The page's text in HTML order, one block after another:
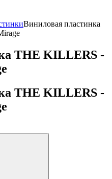
Виниловая пластинка
THE KILLERS -
THE KILLERS -